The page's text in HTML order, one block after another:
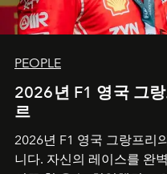
PEOPLE
2026년 F1 영국 그
르
2026년 F1 영국 그랑프리
니다. 자신의 레이스를 완